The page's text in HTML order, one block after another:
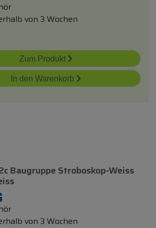
von 3 Wochen
Zum Produkt
In den Warenkorb
Baugruppe Stroboskop-Weiss
von 3 Wochen